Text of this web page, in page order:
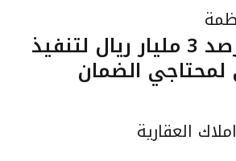
وزارة العمل ترصد 3 مليار ريال لتنفيذ
الضمان
املاك العقارية